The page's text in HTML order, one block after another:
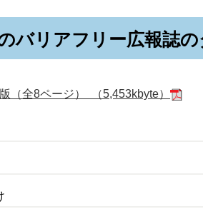
バリアフリー広報誌
（全8ページ） （5,453kbyte）